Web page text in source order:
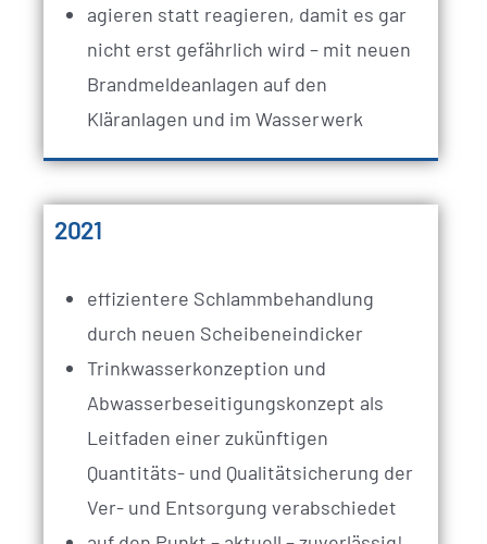
agieren statt reagieren, damit es gar
nicht erst gefährlich wird – mit neuen
Brandmeldeanlagen auf den
Kläranlagen und im Wasserwerk
2021
effizientere Schlammbehandlung
durch neuen Scheibeneindicker
Trinkwasserkonzeption und
Abwasserbeseitigungskonzept als
Leitfaden einer zukünftigen
Quantitäts- und Qualitätsicherung der
Ver- und Entsorgung verabschiedet